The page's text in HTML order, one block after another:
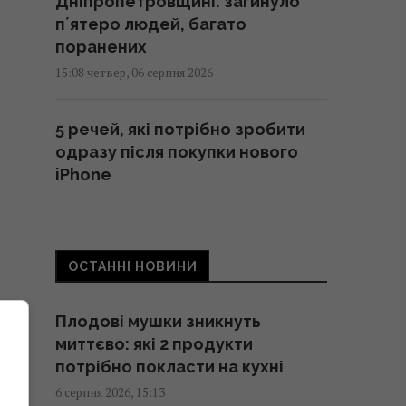
пʼятеро людей, багато
поранених
15:08 четвер, 06 серпня 2026
5 речей, які потрібно зробити
одразу після покупки нового
iPhone
"Ми вперше готуємось до зими
так, як мали завжди", -
Олександр Харченко
14:57 четвер, 06 серпня 2026
ОСТАННІ НОВИНИ
Плодові мушки зникнуть
миттєво: які 2 продукти
потрібно покласти на кухні
6 серпня 2026, 15:13